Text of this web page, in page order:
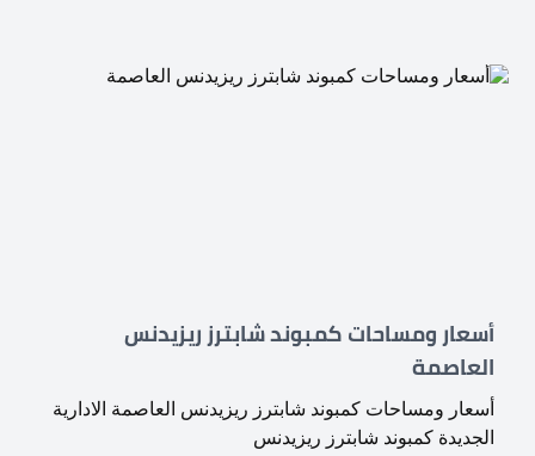
أسعار ومساحات كمبوند شابترز ريزيدنس
العاصمة
أسعار ومساحات كمبوند شابترز ريزيدنس العاصمة الادارية
الجديدة كمبوند شابترز ريزيدنس